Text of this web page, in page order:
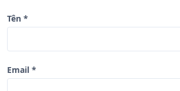
Tên *
Email *